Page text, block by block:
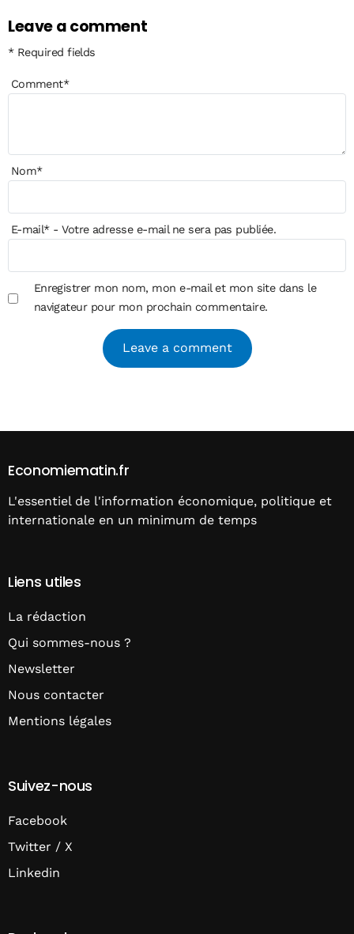
Leave a comment
* Required fields
Comment*
Nom*
E-mail*- Votre adresse e-mail ne sera pas publiée.
Enregistrer mon nom, mon e-mail et mon site dans le
navigateur pour mon prochain commentaire.
Economiematin.fr
L'essentiel de l'information économique, politique et
internationale en un minimum de temps
Liens utiles
La rédaction
Qui sommes-nous ?
Newsletter
Nous contacter
Mentions légales
Suivez-nous
Facebook
Twitter / X
Linkedin